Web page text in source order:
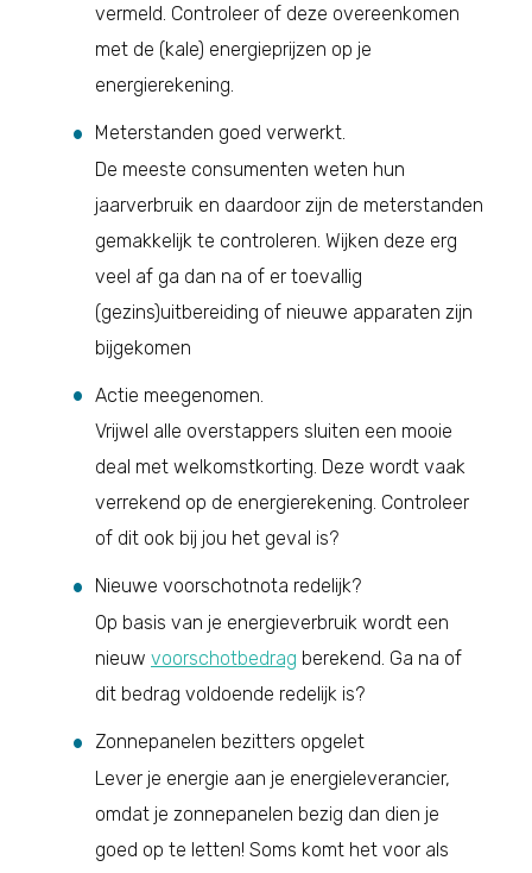
vermeld. Controleer of deze overeenkomen
met de (kale) energieprijzen op je
energierekening.
Meterstanden goed verwerkt.
De meeste consumenten weten hun
jaarverbruik en daardoor zijn de meterstanden
gemakkelijk te controleren. Wijken deze erg
veel af ga dan na of er toevallig
(gezins)uitbereiding of nieuwe apparaten zijn
bijgekomen
Actie meegenomen.
Vrijwel alle overstappers sluiten een mooie
deal met welkomstkorting. Deze wordt vaak
verrekend op de energierekening. Controleer
of dit ook bij jou het geval is?
Nieuwe voorschotnota redelijk?
Op basis van je energieverbruik wordt een
nieuw voorschotbedrag berekend. Ga na of
dit bedrag voldoende redelijk is?
Zonnepanelen bezitters opgelet
Lever je energie aan je energieleverancier,
omdat je zonnepanelen bezig dan dien je
goed op te letten! Soms komt het voor als